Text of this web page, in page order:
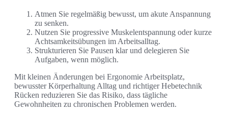
Atmen Sie regelmäßig bewusst, um akute Anspannung
zu senken.
Nutzen Sie progressive Muskelentspannung oder kurze
Achtsamkeitsübungen im Arbeitsalltag.
Strukturieren Sie Pausen klar und delegieren Sie
Aufgaben, wenn möglich.
Mit kleinen Änderungen bei Ergonomie Arbeitsplatz,
bewusster Körperhaltung Alltag und richtiger Hebetechnik
Rücken reduzieren Sie das Risiko, dass tägliche
Gewohnheiten zu chronischen Problemen werden.